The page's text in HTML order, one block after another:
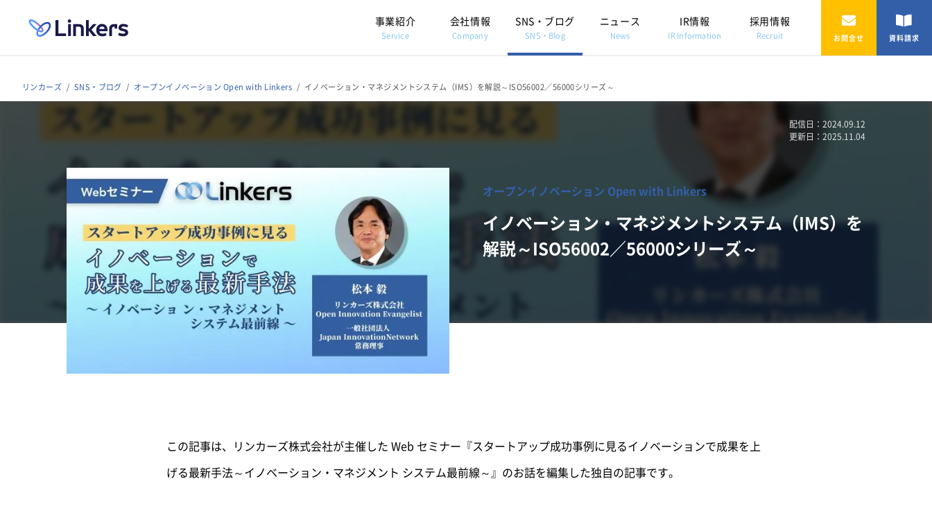
事業紹介
Service
会社情報
Company
SNS・ブログ
SNS・Blog
ニュース
News
IR情報
IR Information
採用情報
Recruit お問合せ 資料請求
リンカーズ SNS・ブログ オープンイノベーション Open with Linkers イノベーション・マネジメントシステム（IMS）を解説～ISO56002／56000シリーズ～
配信日：2024.09.12
更新日：2025.11.04
オープンイノベーション Open with Linkers
イノベーション・マネジメントシステム（IMS）を
解説～ISO56002／56000シリーズ～
この記事は、リンカーズ株式会社が主催した Web セミナー『スタートアップ成功事例に見るイノベーションで成果を上
げる最新手法～イノベーション・マネジメント システム最前線～』のお話を編集した独自の記事です。